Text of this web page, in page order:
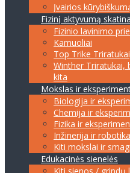
Įvairios
Fizinį aktyvumą
Fizinio lavinimo
Kamuoliai
Top Trike
Winther Triratukai,
kita
Mokslas ir
Biologija ir
Chemija ir
Fizika ir
Inžinerija ir robotika
Kiti mokslai ir
Edukacinės sienelės
Kiti sienos / grindų